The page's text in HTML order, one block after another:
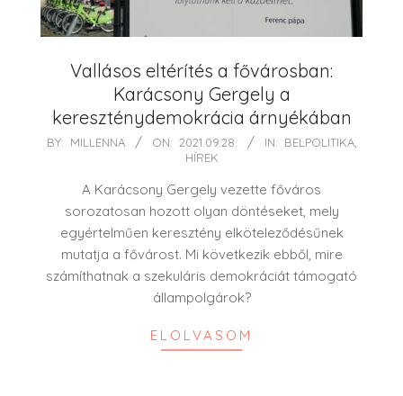
Vallásos eltérítés a fővárosban:
Karácsony Gergely a
kereszténydemokrácia árnyékában
2021-
BY: MILLENNA ON: 2021.09.28. IN: BELPOLITIKA,
HÍREK
A Karácsony Gergely vezette főváros
sorozatosan hozott olyan döntéseket, mely
egyértelműen keresztény elköteleződésűnek
mutatja a fővárost. Mi következik ebből, mire
számíthatnak a szekuláris demokráciát támogató
állampolgárok?
ELOLVASOM